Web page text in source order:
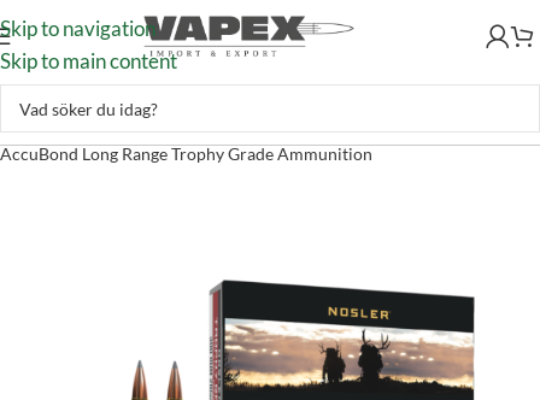
Skip to navigation
Skip to main content
Skytte–Ammunition–Kulammunition–Nosler 300 RUM 210gr
AccuBond Long Range Trophy Grade Ammunition